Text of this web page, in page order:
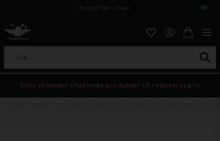
Endast 59kr i frakt
Sök...
Sista chansen! Utgående produkter till reducerat pris